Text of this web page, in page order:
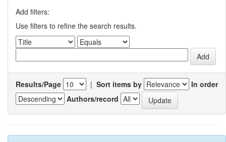
Add filters:
Use filters to refine the search results.
Results/Page | Sort items by
In order
Authors/record